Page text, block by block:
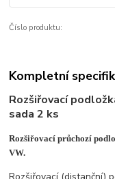
Číslo produktu:
Kompletní
Rozšiřovací
sada 2 ks
Rozšiřovací průchozí
VW.